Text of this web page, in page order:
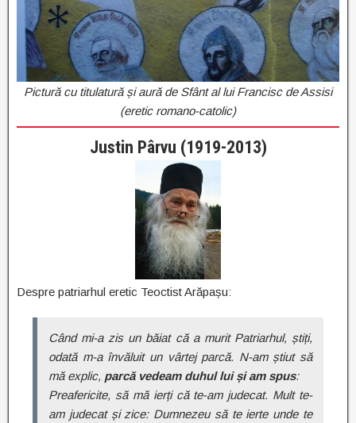
Pictură cu titulatură și aură de Sfânt al lui Francisc de Assisi
(eretic romano-catolic)
Justin Pârvu (1919-2013)
Despre patriarhul eretic Teoctist Arăpașu:
Când mi-a zis un băiat că a murit Patriarhul, știți,
odată m-a învăluit un vârtej parcă. N-am știut să
mă explic, parcă vedeam duhul lui și am spus:
Preafericite, să mă ierți că te-am judecat. Mult te-
am judecat și zice: Dumnezeu să te ierte unde te